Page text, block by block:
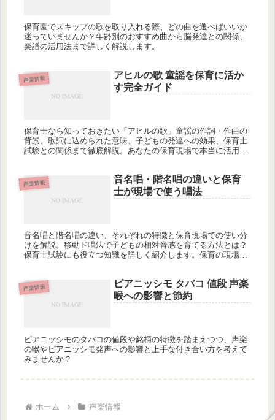
保育園でスキップの歌を取り入れる際、どの曲を選べばいいか
迷っていませんか？年齢別のおすすめ曲から脳発達との関係、
楽譜の活用法まで詳しく解説します。
声楽情報
アヒルの歌 童謡を保育に活か
す完全ガイド
保育士なら知っておきたい「アヒルの歌」童謡の作詞・作曲の
背景、歌詞に込められた意味、子どもの発達への効果、保育士
試験との関係まで徹底解説。あなたの保育現場で本当に活用で
声楽情報
音名唱・階名唱の違いと保育
士が現場で使う唱法
音名唱と階名唱の違い、それぞれの特徴と保育現場での使い分
けを解説。移動ド唱法で子どもの相対音感を育てる方法とは？
保育士試験にも役立つ知識を詳しく紹介します。保育の現場で
声楽情報
ピアニッシモ タバコ 値段 声楽
喉への影響と節約
ピアニッシモのタバコの値段や銘柄の特徴を踏まえつつ、声楽
の喉やピアニッシモ発声への影響と上手な付き合い方を考えて
みませんか？
ホーム 声楽情報